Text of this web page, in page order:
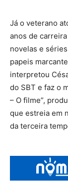
Já o veterano
anos de
novelas e
papeis
interpretou
do SBT e faz o
– O filme”,
que estreia em
da terceira